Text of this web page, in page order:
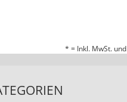
* = Inkl. MwSt.